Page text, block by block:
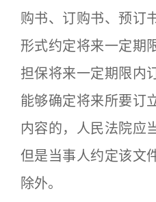
购书、订购书、预订
形式约定将来一定期
担保将来一定期限内
能够确定将来所要订
内容的，人民法院应
但是当事人约定该文
除外。